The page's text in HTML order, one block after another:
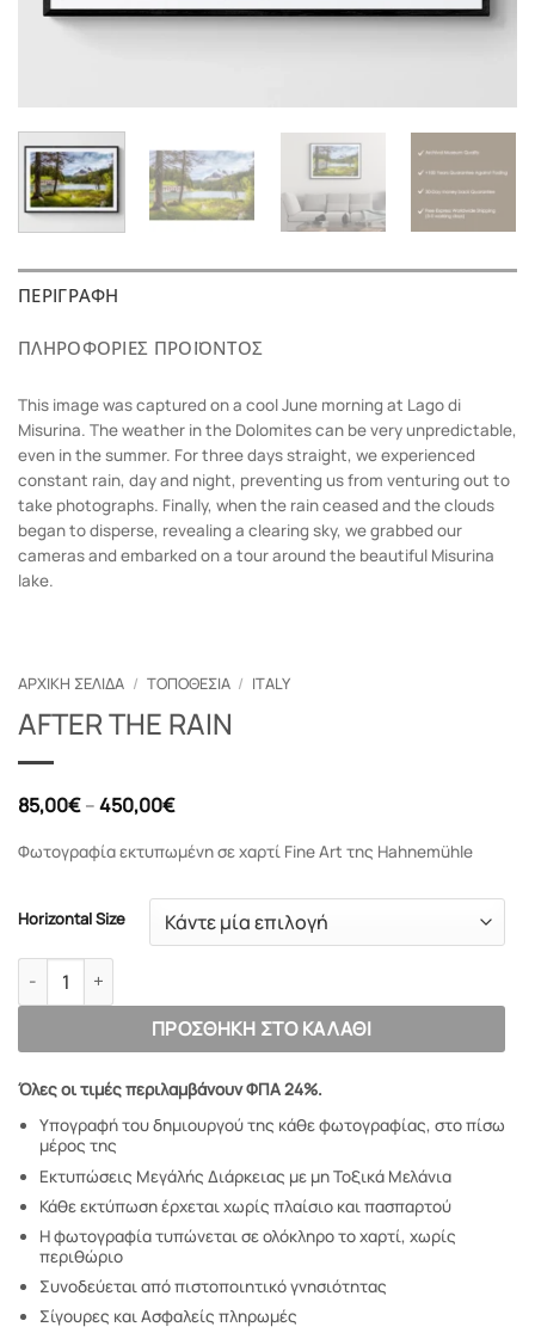
ΠΕΡΙΓΡΑΦΉ
ΠΛΗΡΟΦΟΡΊΕΣ ΠΡΟΪΌΝΤΟΣ
This image was captured on a cool June morning at Lago di
Misurina. The weather in the Dolomites can be very unpredictable,
even in the summer. For three days straight, we experienced
constant rain, day and night, preventing us from venturing out to
take photographs. Finally, when the rain ceased and the clouds
began to disperse, revealing a clearing sky, we grabbed our
cameras and embarked on a tour around the beautiful Misurina
lake.
ΑΡΧΙΚΉ ΣΕΛΊΔΑ / ΤΟΠΟΘΕΣΊΑ / ITALY
AFTER THE RAIN
85,00€–450,00€Price
85,00€
through
Φωτογραφία εκτυπωμένη σε χαρτί Fine Art της Hahnemühle
Horizontal Size
AFTER THE RAIN ποσότητα
ΠΡΟΣΘΉΚΗ ΣΤΟ ΚΑΛΆΘΙ
Όλες οι τιμές περιλαμβάνουν ΦΠΑ 24%.
Υπογραφή του δημιουργού της κάθε φωτογραφίας, στο πίσω
μέρος της
Εκτυπώσεις Μεγάλής Διάρκειας με μη Τοξικά Μελάνια
Κάθε εκτύπωση έρχεται χωρίς πλαίσιο και πασπαρτού
Η φωτογραφία τυπώνεται σε ολόκληρο το χαρτί, χωρίς
περιθώριο
Συνοδεύεται από πιστοποιητικό γνησιότητας
Σίγουρες και Ασφαλείς πληρωμές